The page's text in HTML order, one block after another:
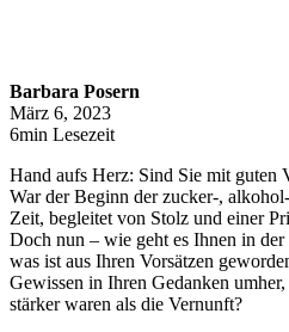
Barbara Posern
März 6, 2023
6min Lesezeit
Hand aufs Herz: Sind Sie mit guten
War der Beginn der zucker-,
Zeit, begleitet von Stolz und einer
Doch nun – wie geht es Ihnen in der
was ist aus Ihren Vorsätzen
Gewissen in Ihren Gedanken
stärker waren als die Vernunft?